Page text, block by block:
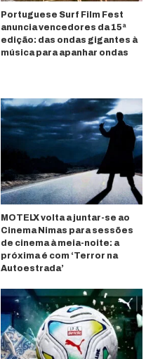
Portuguese Surf Film Fest
anuncia vencedores da 15ª
edição: das ondas gigantes à
música para apanhar ondas
MOTELX volta a juntar-se ao
Cinema Nimas para sessões
de cinema à meia-noite: a
próxima é com ‘Terror na
Autoestrada’